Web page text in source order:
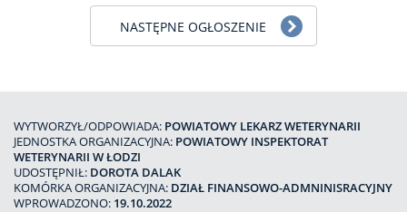
NASTĘPNE OGŁOSZENIE
WYTWORZYŁ/ODPOWIADA: POWIATOWY LEKARZ WETERYNARII
JEDNOSTKA ORGANIZACYJNA: POWIATOWY INSPEKTORAT
WETERYNARII W ŁODZI
UDOSTĘPNIŁ: DOROTA DALAK
KOMÓRKA ORGANIZACYJNA: DZIAŁ FINANSOWO-ADMNINISRACYJNY
WPROWADZONO: 19.10.2022